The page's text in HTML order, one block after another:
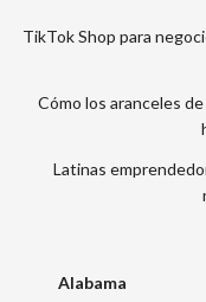
TikTok Shop para
Cómo los aranceles
Latinas
Alabama